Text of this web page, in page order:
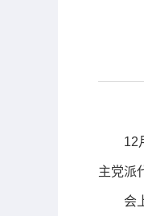
12
主党派
会